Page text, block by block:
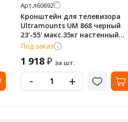
Арт.л60692
Кронштейн для телевизора
Ultramounts UM 868 черный
23'-55' макс.35кг настенный
поворот и наклон
Под заказ
1 918₽ за шт.
- +